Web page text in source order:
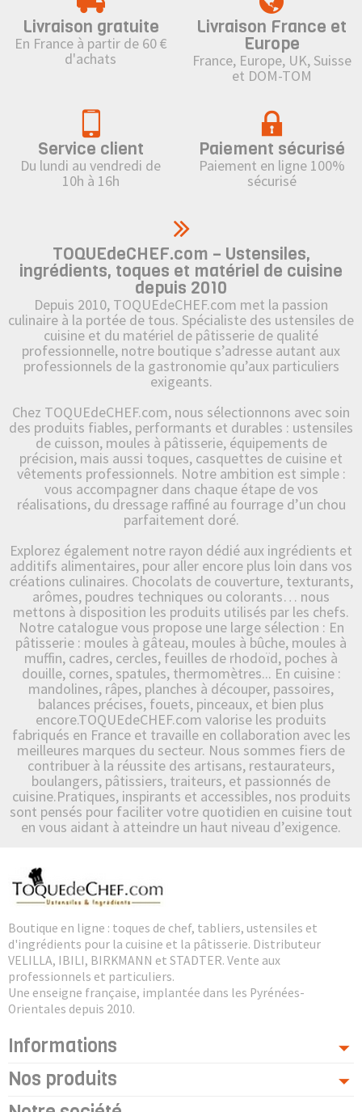
Livraison gratuite
En France à partir de 60 €
d'achats
Livraison France et
Europe
France, Europe, UK, Suisse
et DOM-TOM
Service client
Du lundi au vendredi de
10h à 16h
Paiement sécurisé
Paiement en ligne 100%
sécurisé
TOQUEdeCHEF.com – Ustensiles,
ingrédients, toques et matériel de cuisine
depuis 2010
Depuis 2010, TOQUEdeCHEF.com met la passion
culinaire à la portée de tous. Spécialiste des ustensiles de
cuisine et du matériel de pâtisserie de qualité
professionnelle, notre boutique s’adresse autant aux
professionnels de la gastronomie qu’aux particuliers
exigeants.
Chez TOQUEdeCHEF.com, nous sélectionnons avec soin
des produits fiables, performants et durables : ustensiles
de cuisson, moules à pâtisserie, équipements de
précision, mais aussi toques, casquettes de cuisine et
vêtements professionnels. Notre ambition est simple :
vous accompagner dans chaque étape de vos
réalisations, du dressage raffiné au fourrage d’un chou
parfaitement doré.
Explorez également notre rayon dédié aux ingrédients et
additifs alimentaires, pour aller encore plus loin dans vos
créations culinaires. Chocolats de couverture, texturants,
arômes, poudres techniques ou colorants… nous
mettons à disposition les produits utilisés par les chefs.
Notre catalogue vous propose une large sélection : En
pâtisserie : moules à gâteau, moules à bûche, moules à
muffin, cadres, cercles, feuilles de rhodoïd, poches à
douille, cornes, spatules, thermomètres... En cuisine :
mandolines, râpes, planches à découper, passoires,
balances précises, fouets, pinceaux, et bien plus
encore.TOQUEdeCHEF.com valorise les produits
fabriqués en France et travaille en collaboration avec les
meilleures marques du secteur. Nous sommes fiers de
contribuer à la réussite des artisans, restaurateurs,
boulangers, pâtissiers, traiteurs, et passionnés de
cuisine.Pratiques, inspirants et accessibles, nos produits
sont pensés pour faciliter votre quotidien en cuisine tout
en vous aidant à atteindre un haut niveau d’exigence.
Boutique en ligne : toques de chef, tabliers, ustensiles et
d'ingrédients pour la cuisine et la pâtisserie. Distributeur
VELILLA, IBILI, BIRKMANN et STADTER. Vente aux
professionnels et particuliers.
Une enseigne française, implantée dans les Pyrénées-
Orientales depuis 2010.
Informations
Nos produits